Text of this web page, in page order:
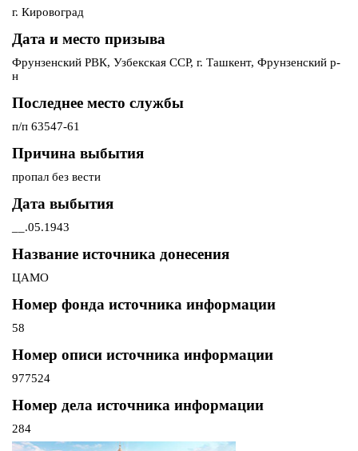
г. Кировоград
Дата и место призыва
Фрунзенский РВК, Узбекская ССР, г. Ташкент, Фрунзенский р-
н
Последнее место службы
п/п 63547-61
Причина выбытия
пропал без вести
Дата выбытия
__.05.1943
Название источника донесения
ЦАМО
Номер фонда источника информации
58
Номер описи источника информации
977524
Номер дела источника информации
284